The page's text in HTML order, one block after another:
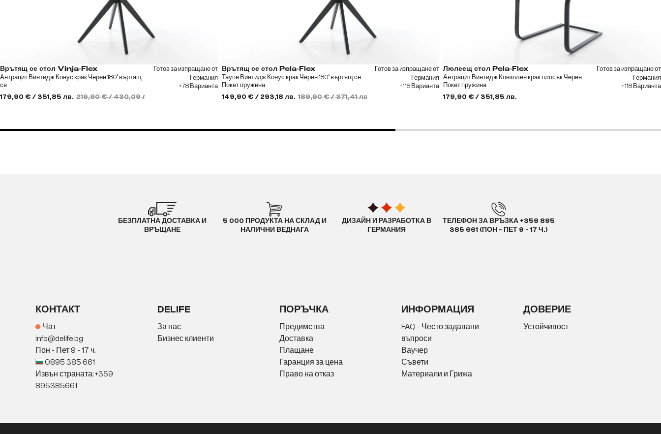
Врътящ се стол Vinja-Flex
Антрацит Винтидж Конус крак Черен 180° въртящ
се
179,90 € / 351,85 лв. 219,90 € / 430,09 лв.
Готов за изпращане от
Германия
+78 Варианта
Врътящ се стол Pela-Flex
Таупе Винтидж Конус крак Черен 180° въртящ се
Покет пружина
149,90 € / 293,18 лв. 189,90 € / 371,41 лв.
Готов за изпращане от
Германия
+118 Варианта
Люлеещ стол Pela-Flex
Антрацит Винтидж Конзолен крак плосък Черен
Покет пружина
179,90 € / 351,85 лв.
Готов за изпращане от
Германия
+118 Варианта
БЕЗПЛАТНА ДОСТАВКА И
ВРЪЩАНЕ
5 000 ПРОДУКТА НА СКЛАД И
НАЛИЧНИ ВЕДНАГА
ДИЗАЙН И РАЗРАБОТКА В
ГЕРМАНИЯ
ТЕЛЕФОН ЗА ВРЪЗКА +359 895
385 661 (ПОН - ПЕТ 9 - 17 Ч.)
КОНТАКТ
Чат
info@delife.bg
Пон - Пет 9 - 17 ч.
0895 385 661
Извън страната: +359
895385661
DELIFE
За нас
Бизнес клиенти
ПОРЪЧКА
Предимства
Доставка
Плащане
Гаранция за цена
Право на отказ
ИНФОРМАЦИЯ
FAQ - Често задавани
въпроси
Ваучер
Съвети
Материали и Грижа
ДОВЕРИЕ
Устойчивост